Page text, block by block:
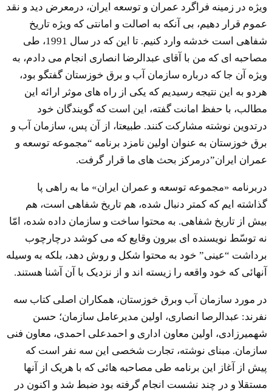
ویژه در زمینه فراگرد عمران و توسعه ایران، درمعرض دید و نقد
عموم قرار دهیم، بی آنکه به اصالت و امانتی که ویژه تاریخ
شفاهی است خدشه وارد کنیم. تا این که در سال 1991، طی
مصاحبه ای که من با آقای عبدالرضا انصاری انجام می دادم، به
ویژه آن جا که درباره سازمان آب و برق خوزستان گفتگو بود،
هردو به این نتیجه رسیدیم که یکی از راه های موثر ارائه این
مطالب، با حفظ امانت گفته، این است که گویندگان خود
درتدوین نوشته مشارکت کنند. طبیعتا، از آن پس، سازمان آب و
برق خوزستان به عنوان اولین نامزد برنامه “مجموعه توسعه و
عمران ایران”درمرکز بحث های ما قرار گرفت.
دربرنامه «مجموعه توسعه و عمران ایران» ما به راهی پا
گذاشته ایم که کمتر دنبال شده، هم تاریخ شفاهی است، هم
بیش از تاریخ شفاهی. به محتوا ساخت و سازمان داده شده، امّا
نه توسّط نویسنده ای بیرون وقایع که می کوشد درچارچوب
برداشت “عینی” خود به محتوا شکل و روش دهد، بلکه به وسیله
آنهائی که خود واقعه را زیسته اند و از نزدیک با آن آشنا هستند.
در مورد سازمان آب وبرق خوزستان، همکاران اصلی کتاب سه
نفرند: عبدالرصا انصاری، اولین مدیرعامل سازمان؛ حسن
شهمیرزادی، اولین معاون اداری و احمدعلی احمدی، معاون فنی
سازمان. مبنای نوشته، تجارت شخصی این سه نفر است که
پیش از آغاز این برنامه طی مصاحبه هائی که با هریک از آنها
مستقلا و در چند نشست انجام گرفته بود ضبط شد و اکنون در